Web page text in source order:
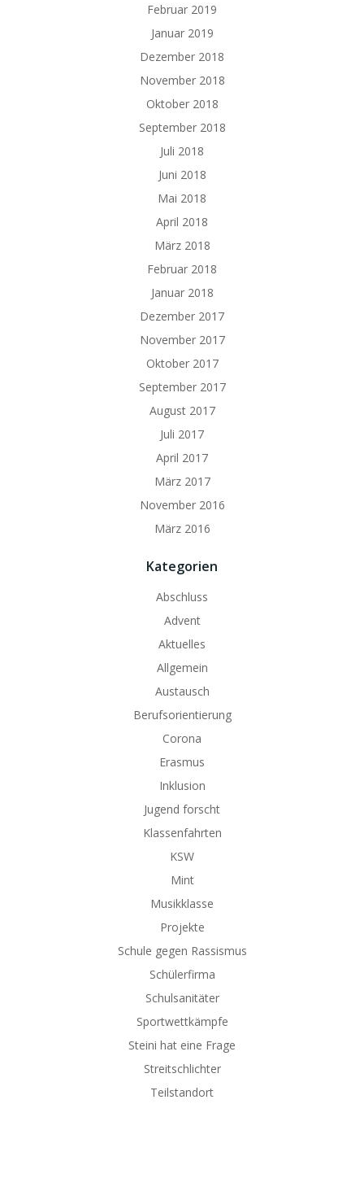
Februar 2019
Januar 2019
Dezember 2018
November 2018
Oktober 2018
September 2018
Juli 2018
Juni 2018
Mai 2018
April 2018
März 2018
Februar 2018
Januar 2018
Dezember 2017
November 2017
Oktober 2017
September 2017
August 2017
Juli 2017
April 2017
März 2017
November 2016
März 2016
Kategorien
Abschluss
Advent
Aktuelles
Allgemein
Austausch
Berufsorientierung
Corona
Erasmus
Inklusion
Jugend forscht
Klassenfahrten
KSW
Mint
Musikklasse
Projekte
Schule gegen Rassismus
Schülerfirma
Schulsanitäter
Sportwettkämpfe
Steini hat eine Frage
Streitschlichter
Teilstandort